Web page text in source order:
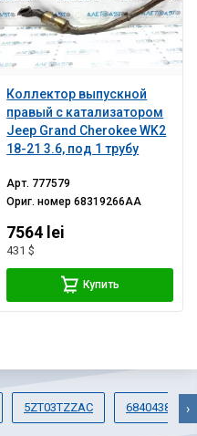
Коллектор выпускной
правый с катализатором
Jeep Grand Cherokee WK2
18-21 3.6, под 1 трубу
Арт. 777579
Ориг. номер68319266AA
7564 lei
431 $
Купить
5ZT03TZZAC 68404382AA›